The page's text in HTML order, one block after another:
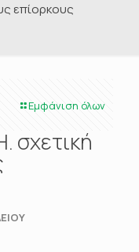
επίορκους
Εμφάνιση όλων
σχετική